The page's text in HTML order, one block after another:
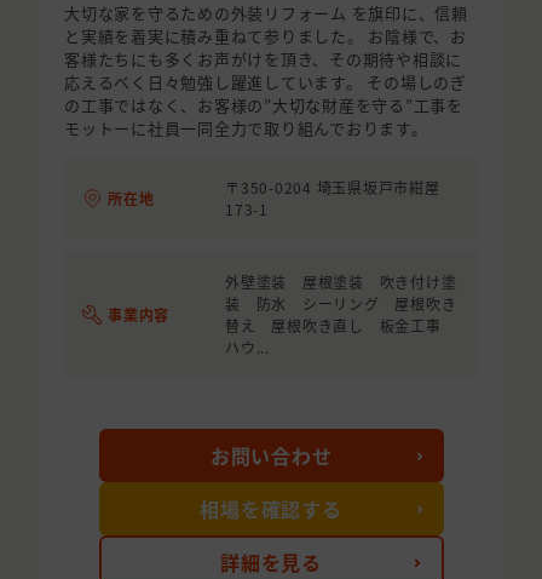
大切な家を守るための外装リフォーム を旗印に、信頼
と実績を着実に積み重ねて参りました。 お陰様で、お
客様たちにも多くお声がけを頂き、その期待や相談に
応えるべく日々勉強し躍進しています。 その場しのぎ
の工事ではなく、お客様の”大切な財産を守る”工事を
モットーに社員一同全力で取り組んでおります。
所在地
〒350-0204 埼玉県坂戸市紺屋
173-1
事業内容
外壁塗装 屋根塗装 吹き付け塗
装 防水 シーリング 屋根吹き
替え 屋根吹き直し 板金工事
ハウ...
詳細を見る
お問い合わせ
相場を確認する